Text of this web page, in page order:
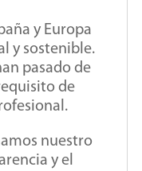
y Europa
y sostenible.
pasado de
de
nuestro
y el